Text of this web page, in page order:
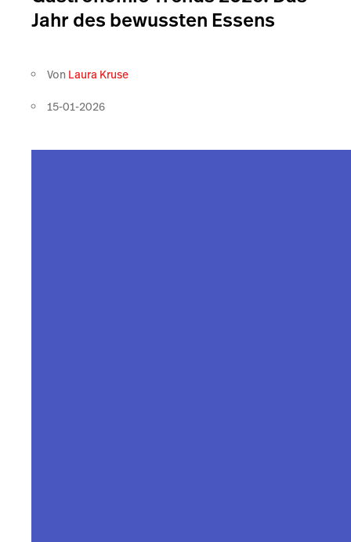
Jahr des bewussten Essens
Von Laura Kruse
15-01-2026